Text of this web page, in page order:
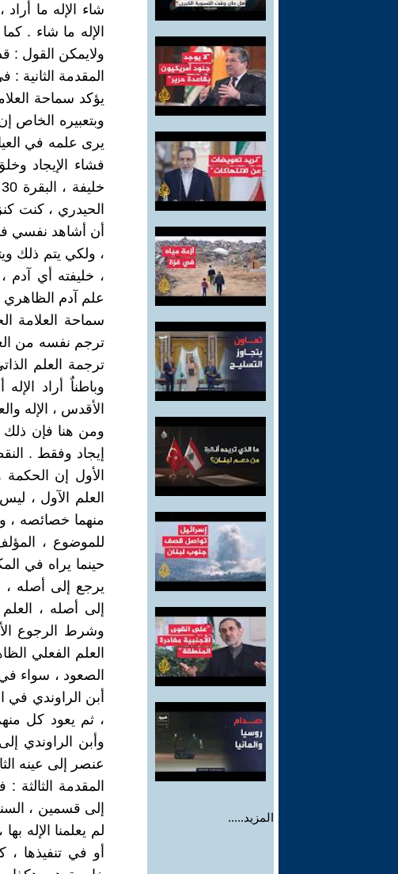
المزيد.....
شاء الإله ما
الإله ما شاء .
ولايمكن القول :
المقدمة الثانية
يؤكد سماحة
وبتعبيره الخاص
يرى علمه في
فشاء الإيجاد
الحيدري ، كنت
أن أشاهد نفسي
، ولكي يتم ذلك
، خليفته أي آدم
علم آدم الظاهري
سماحة العلامة
ترجم نفسه من
ترجمة العلم
وباطناٌ أراد
الأقدس ، الإله
ومن هنا فإن ذلك
إيجاد وفقط .
الأول إن
العلم الآول ،
منهما خصائصه ،
للموضوع ،
حينما يراه في
يرجع إلى أصله ،
إلى أصله ،
وشرط الرجوع
العلم الفعلي
الصعود ، سواء
أبن الراوندي في
، ثم يعود كل
وأبن الراوندي
عنصر إلى عينه
المقدمة
إلى قسمين ،
لم يعلمنا الإله
أو في تنفيذها